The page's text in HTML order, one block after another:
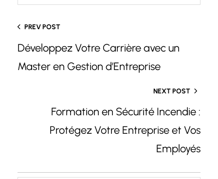
PREV POST
Développez Votre Carrière avec un
Master en Gestion d’Entreprise
NEXT POST
Formation en Sécurité Incendie :
Protégez Votre Entreprise et Vos
Employés